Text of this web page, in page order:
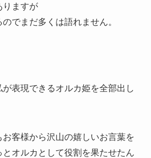
りますが
でまだ多くは語れません。
表現できるオルカ姫を全部出し
客様から沢山の嬉しいお言葉を
とオルカとして役割を果たせたん